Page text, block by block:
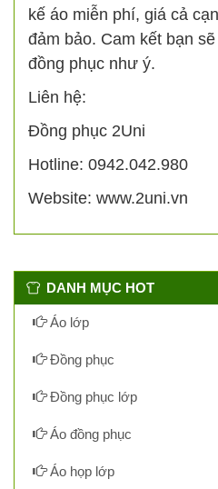
kế áo miễn phí, giá cả
đảm bảo. Cam kết bạn
đồng phục như ý.
Liên hệ:
Đồng phục 2Uni
Hotline: 0942.042.980
Website: www.2uni.vn
DANH MỤC HOT
Áo lớp
Đồng phục
Đồng phục lớp
Áo đồng phục
Áo họp lớp